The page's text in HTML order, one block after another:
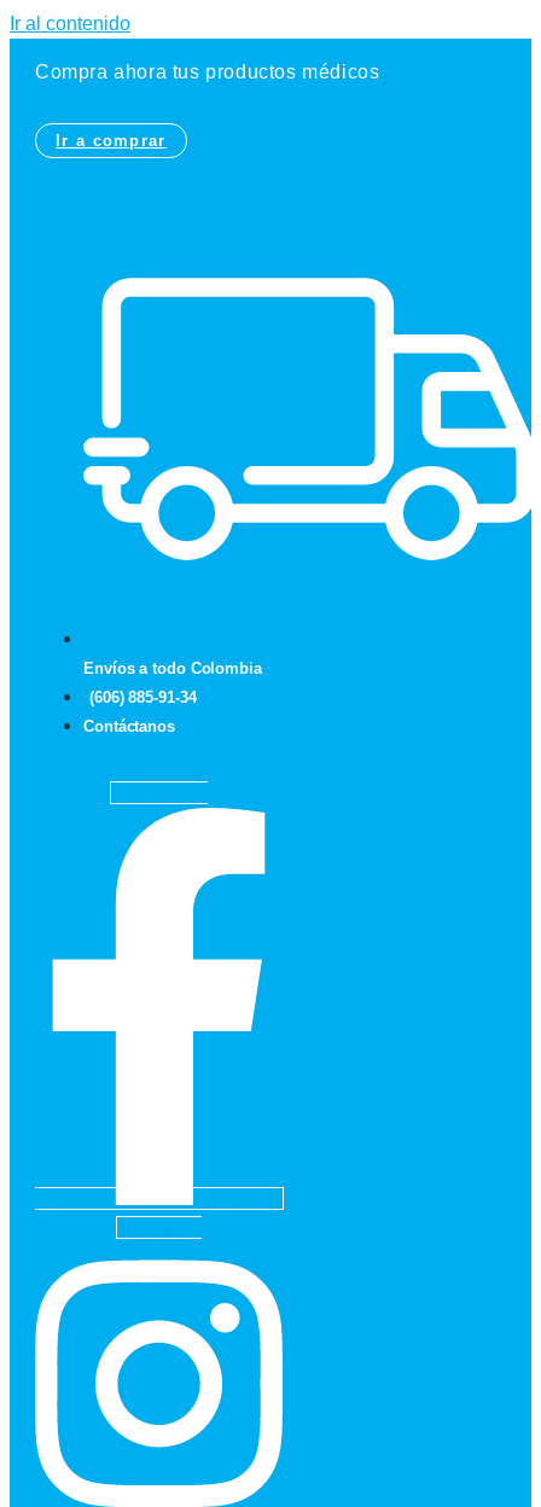
Ir al contenido
Compra ahora tus productos médicos
Ir a comprar
Envíos a todo Colombia
(606) 885-91-34
Contáctanos